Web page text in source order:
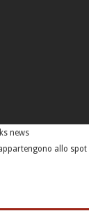
news
allo spot